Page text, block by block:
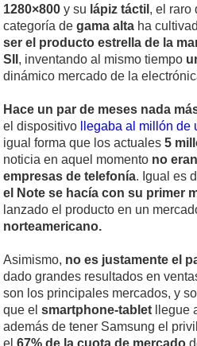
1280×800 y su lápiz táctil , el raro
categoría de gama alta ha
ser el producto estrella de la
SII , inventando al mismo tiempo
dinámico mercado de la
Hace un par de meses nada
el dispositivo
llegaba al millón
igual forma que los actuales 5
noticia en aquel momento no
empresas de telefonía. Igual es
el Note se hacía con su primer
lanzado el producto en un
norteamericano.
Asimismo, no es justamente el
dado grandes resultados en
son los principales mercados, y
que el smartphone-tablet llegue
además de tener Samsung el
el 67% de la cuota de mercado